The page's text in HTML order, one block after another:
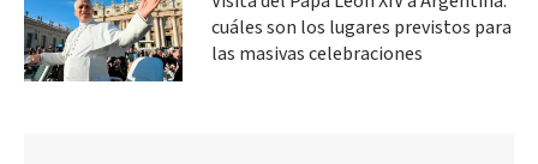
cuáles son los lugares previstos para
las masivas celebraciones